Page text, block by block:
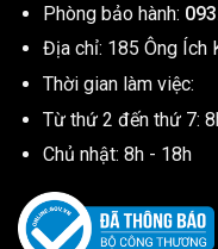
Phòng bảo hành:
Địa chỉ: 185 Ông Ích
Thời gian làm việc:
Từ thứ 2 đến thứ 7:
Chủ nhật: 8h - 18h